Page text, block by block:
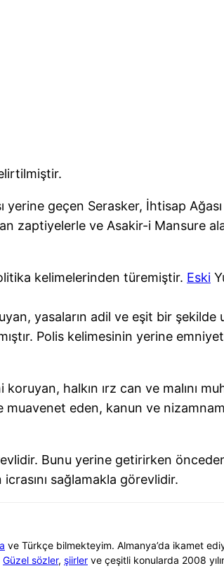
geçen Serasker, İhtisap Ağası
zaptiyelerle ve Asakir-i Mansure
kelimelerinden türemiştir. Eski
yasaların adil ve eşit bir şekilde
Polis kelimesinin yerine emniyet
halkın ırz can ve malını
muavenet eden, kanun ve
Bunu yerine getirirken
sağlamakla görevlidir.
ve Türkçe bilmekteyim. Almanya’da ikamet
Güzel sözler, şiirler ve çeşitli konularda 2008